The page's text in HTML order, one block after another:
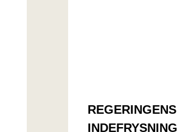
REGERINGENS